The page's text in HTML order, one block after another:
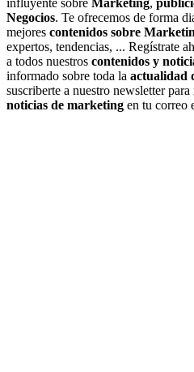
influyente sobre Marketing,
Negocios. Te ofrecemos de forma
mejores contenidos sobre
expertos, tendencias, ... Regístrate
a todos nuestros contenidos y
informado sobre toda la actualidad
suscriberte a nuestro newsletter
noticias de marketing en tu correo